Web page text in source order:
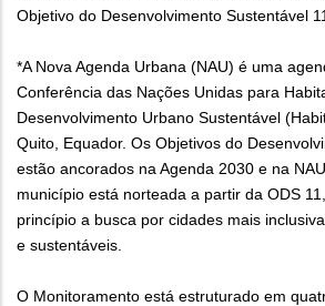
Objetivo do Desenvolvimento Sustentável
*A Nova Agenda Urbana (NAU) é uma
Conferência das Nações Unidas para
Desenvolvimento Urbano Sustentável
Quito, Equador. Os Objetivos do
estão ancorados na Agenda 2030 e na
município está norteada a partir da ODS
princípio a busca por cidades mais
e sustentáveis.
O Monitoramento está estruturado em